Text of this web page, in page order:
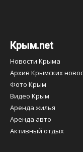
Крым.net
Новости Крыма
Архив Крымских
Фото Крым
Видео Крым
Аренда жилья
Аренда авто
Активный отдых